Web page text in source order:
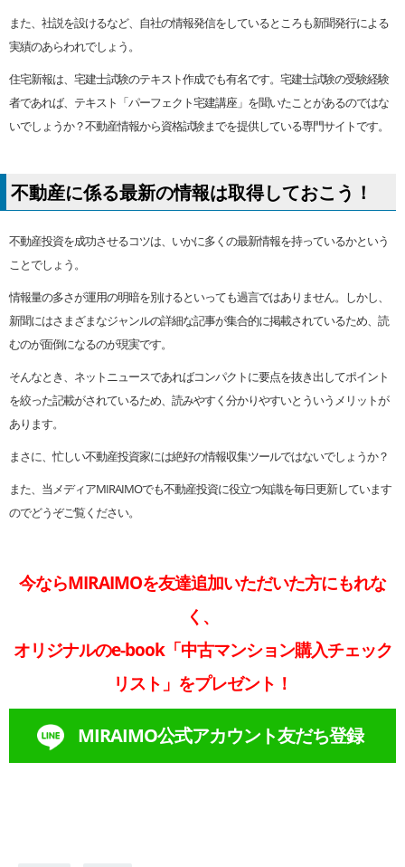
また、社説を設けるなど、自社の情報発信をしているところも新聞発行による
実績のあらわれでしょう。
住宅新報は、宅建士試験のテキスト作成でも有名です。宅建士試験の受験経験
者であれば、テキスト「パーフェクト宅建講座」を聞いたことがあるのではな
いでしょうか？不動産情報から資格試験までを提供している専門サイトです。
不動産に係る最新の情報は取得しておこう！
不動産投資を成功させるコツは、いかに多くの最新情報を持っているかという
ことでしょう。
情報量の多さが運用の明暗を別けるといっても過言ではありません。しかし、
新聞にはさまざまなジャンルの詳細な記事が集合的に掲載されているため、読
むのが面倒になるのが現実です。
そんなとき、ネットニュースであればコンパクトに要点を抜き出してポイント
を絞った記載がされているため、読みやすく分かりやすいとういうメリットが
あります。
まさに、忙しい不動産投資家には絶好の情報収集ツールではないでしょうか？
また、当メディアMIRAIMOでも不動産投資に役立つ知識を毎日更新しています
のでどうぞご覧ください。
今ならMIRAIMOを友達追加いただいた方にもれな
く、
オリジナルのe-book「中古マンション購入チェック
リスト」をプレゼント！
MIRAIMO公式アカウント友だち登録